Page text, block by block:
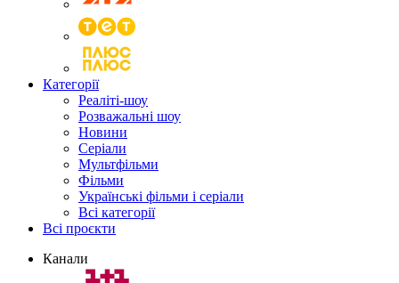
Категорії
Реаліті-шоу
Розважальні шоу
Новини
Серіали
Мультфільми
Фільми
Українські фільми і серіали
Всі категорії
Всі проєкти
Канали